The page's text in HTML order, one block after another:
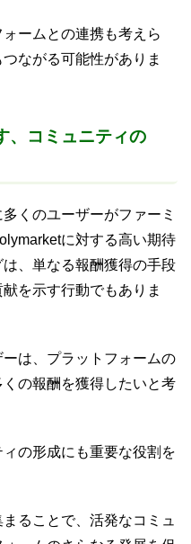
ームとの連携も考えら
ながる可能性がありま
、コミュニティの
くのユーザーがファーミ
に対する高い期待
、単なる報酬獲得の手段
を示す行動でもありま
は、プラットフォームの
の報酬を獲得したいと考
の形成にも重要な役割を
ることで、活発なコミュ